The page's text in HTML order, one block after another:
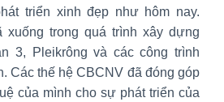
triển xinh đẹp như hôm nay.
trong quá trình xây dựng
3, Pleikrông và các công trình
Các thế hệ CBCNV đã đóng góp
của mình cho sự phát triển của